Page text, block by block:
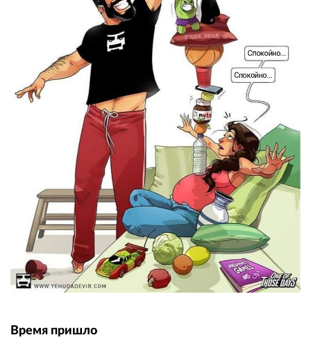
Время пришло